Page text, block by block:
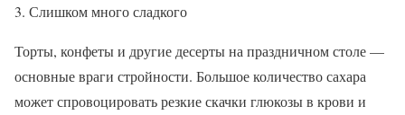
3. Слишком много сладкого
Торты, конфеты и другие десерты на праздничном столе —
основные враги стройности. Большое количество сахара
может спровоцировать резкие скачки глюкозы в крови и